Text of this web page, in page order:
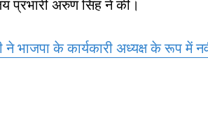
प्रभारी अरुण सिंह ने की।
ने भाजपा के कार्यकारी अध्यक्ष के रूप में